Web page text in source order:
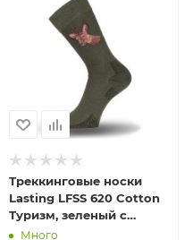
Треккинговые носки
Lasting LFSS 620 Cotton
Туризм, зеленый с
рисунком, размер M,
Много